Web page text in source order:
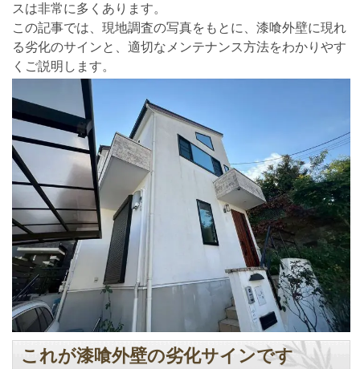
スは非常に多くあります。
この記事では、現地調査の写真をもとに、漆喰外壁に現れ
る劣化のサインと、適切なメンテナンス方法をわかりやす
くご説明します。
これが漆喰外壁の劣化サインです